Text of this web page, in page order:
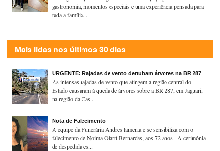
gastronomia, momentos especiais e uma experiência pensada para
toda a família....
Mais lidas nos últimos 30 dias
URGENTE: Rajadas de vento derrubam árvores na BR 287
As intensas rajadas de vento que atingem a região central do
Estado causaram à queda de árvores sobre a BR 287, em Jaguari,
na região da Cas...
Nota de Falecimento
A equipe da Funerária Andres lamenta e se sensibiliza com o
falecimento de Noima Olartt Bernardes, aos 72 anos . A cerimônia
de despedida es...